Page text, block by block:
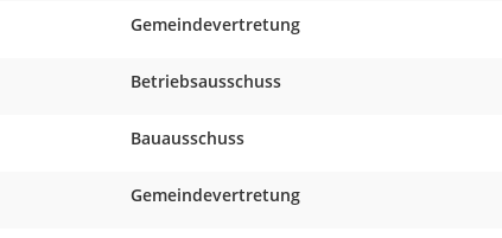
Gemeindevertretung
Betriebsausschuss
Bauausschuss
Gemeindevertretung